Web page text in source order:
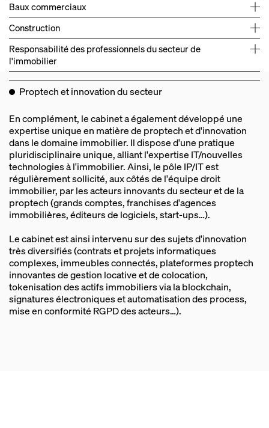
→ Gestion des recouvrements de charges pour des
leaders du secteur de l'administration de biens.
→ Contentieux d'annulation d'assemblée générale de
copropriété (demande / défense).
→ Assistance d'un syndic dans le cadre d'une expertise
pour des malfaçons et vices de construction.
→ Gestion de nombreux dossiers d'expulsion locative.
→
Conseil aux investisseurs immobiliers
Baux commerciaux
→ Négociation et rédaction de baux commerciaux.
→ Assistance et représentation de commerçants dans le
cadre du non‑renouvellement de leur bail.
Construction
→ Contestation de refus de permis de construire.
→ Accompagnement de deux sociétés du CAC 40 (secteur
banque assurance) sur la contractualisation de projets
IT/RGPD immobiliers informatiques immeubles
connectés.
Responsabilité des professionnels du secteur de
l'immobilier
→ Défense d'un architecte dans le cadre de sa RCP.
→ Assistance et représentation d'établissements
délégataires de service public dont la responsabilité est
engagée.
Proptech et innovation du secteur
En complément, le cabinet a également développé une
expertise unique en matière de proptech et d'innovation
dans le domaine immobilier. Il dispose d'une pratique
pluridisciplinaire unique, alliant l'expertise IT/nouvelles
technologies à l'immobilier. Ainsi, le pôle IP/IT est
régulièrement sollicité, aux côtés de l'équipe droit
immobilier, par les acteurs innovants du secteur et de la
proptech (grands comptes, franchises d'agences
immobilières, éditeurs de logiciels, start‑ups…).
Le cabinet est ainsi intervenu sur des sujets d'innovation
très diversifiés (contrats et projets informatiques
complexes, immeubles connectés, plateformes proptech
innovantes de gestion locative et de colocation,
tokenisation des actifs immobiliers via la blockchain,
signatures électroniques et automatisation des process,
mise en conformité RGPD des acteurs…).